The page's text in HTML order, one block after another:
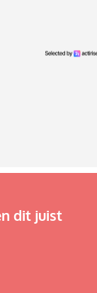
dit juist